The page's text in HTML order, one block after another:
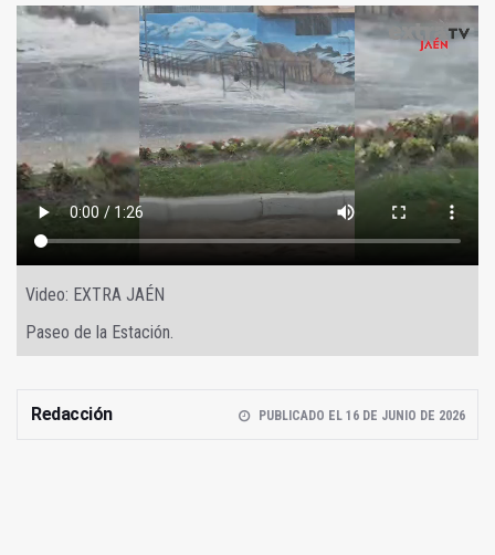
Video: EXTRA JAÉN
Paseo de la Estación.
Redacción PUBLICADO EL 16 DE JUNIO DE 2026